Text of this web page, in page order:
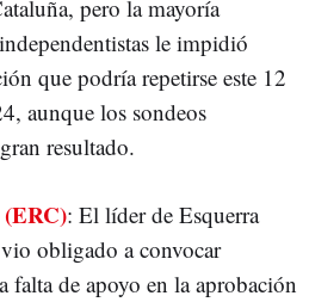
pero la mayoría
le impidió
que podría repetirse este 12
aunque los sondeos
resultado.
(ERC): El líder de Esquerra
obligado a convocar
falta de apoyo en la aprobación